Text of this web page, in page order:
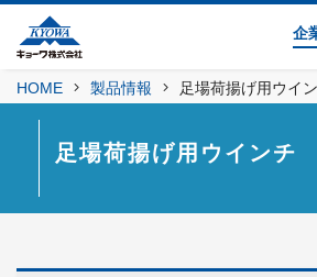
企
HOME 製品情報 足場荷揚げ用ウイ
足場荷揚げ用ウインチ